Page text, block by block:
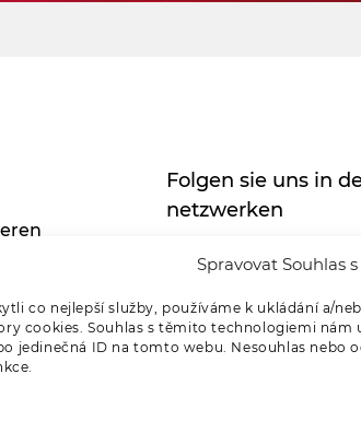
Spravovat Souhlas
co nejlepší služby, používáme k ukládání a/
cookies. Souhlas s těmito technologiemi
jedinečná ID na tomto webu. Nesouhlas nebo
Folgen sie uns in
netzwerken